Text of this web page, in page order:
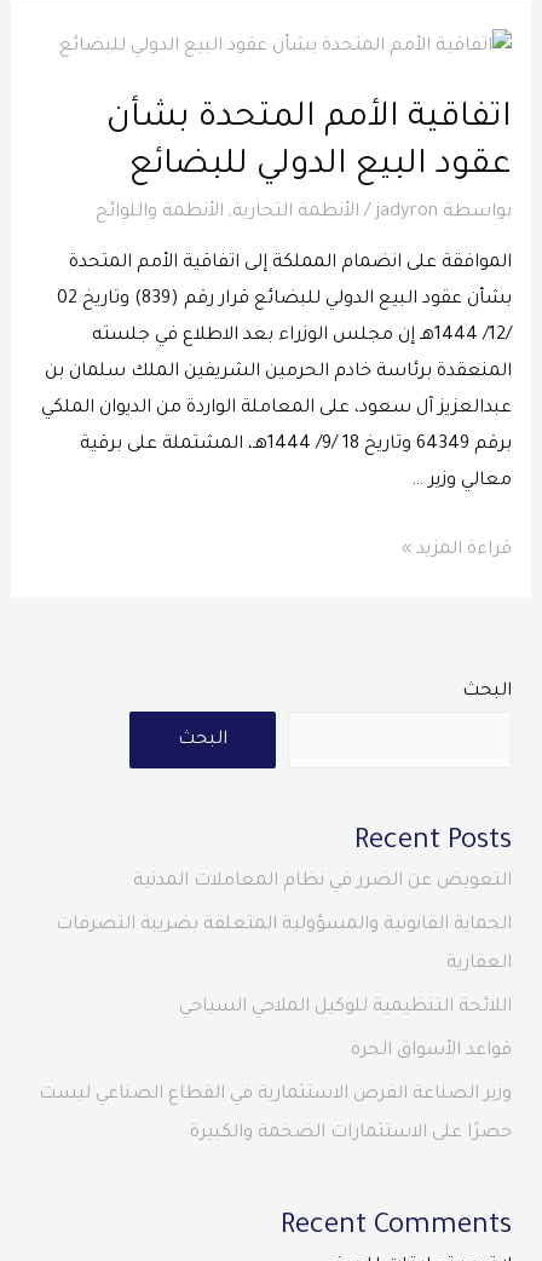
اتفاقية الأمم المتحدة بشأن
عقود البيع الدولي للبضائع
بواسطة jadyron
/ الأنظمة التجارية, الأنظمة واللوائح
الموافقة على انضمام المملكة إلى اتفاقية الأمم المتحدة
بشأن عقود البيع الدولي للبضائع قرار رقم (839) وتاريخ 02
/12/ 1444هـ إن مجلس الوزراء بعد الاطلاع في جلسته
المنعقدة برئاسة خادم الحرمين الشريفين الملك سلمان بن
عبدالعزيز آل سعود، على المعاملة الواردة من الديوان الملكي
برقم 64349 وتاريخ 18 /9/ 1444هـ، المشتملة على برقية
معالي وزير …
قراءة المزيد »
البحث
البحث
Recent Posts
التعويض عن الضرر في نظام المعاملات المدنية
الحماية القانونية والمسؤولية المتعلقة بضريبة التصرفات
العقارية
اللائحة التنظيمية للوكيل الملاحي السياحي
قواعد الأسواق الحرة
وزير الصناعة الفرص الاستثمارية في القطاع الصناعي ليست
حصرًا على الاستثمارات الضخمة والكبيرة
Recent Comments